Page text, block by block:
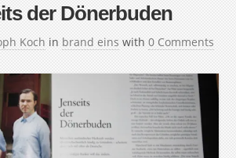
der Dönerbuden
Koch in brand eins with 0 Comments